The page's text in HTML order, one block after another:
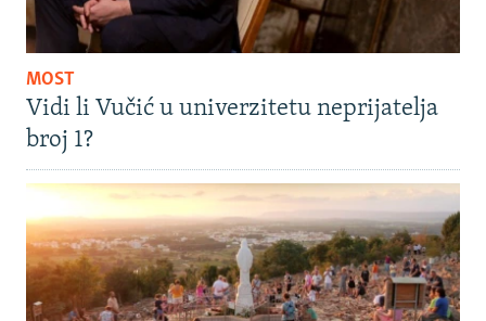
MOST
Vidi li Vučić u univerzitetu neprijatelja
broj 1?